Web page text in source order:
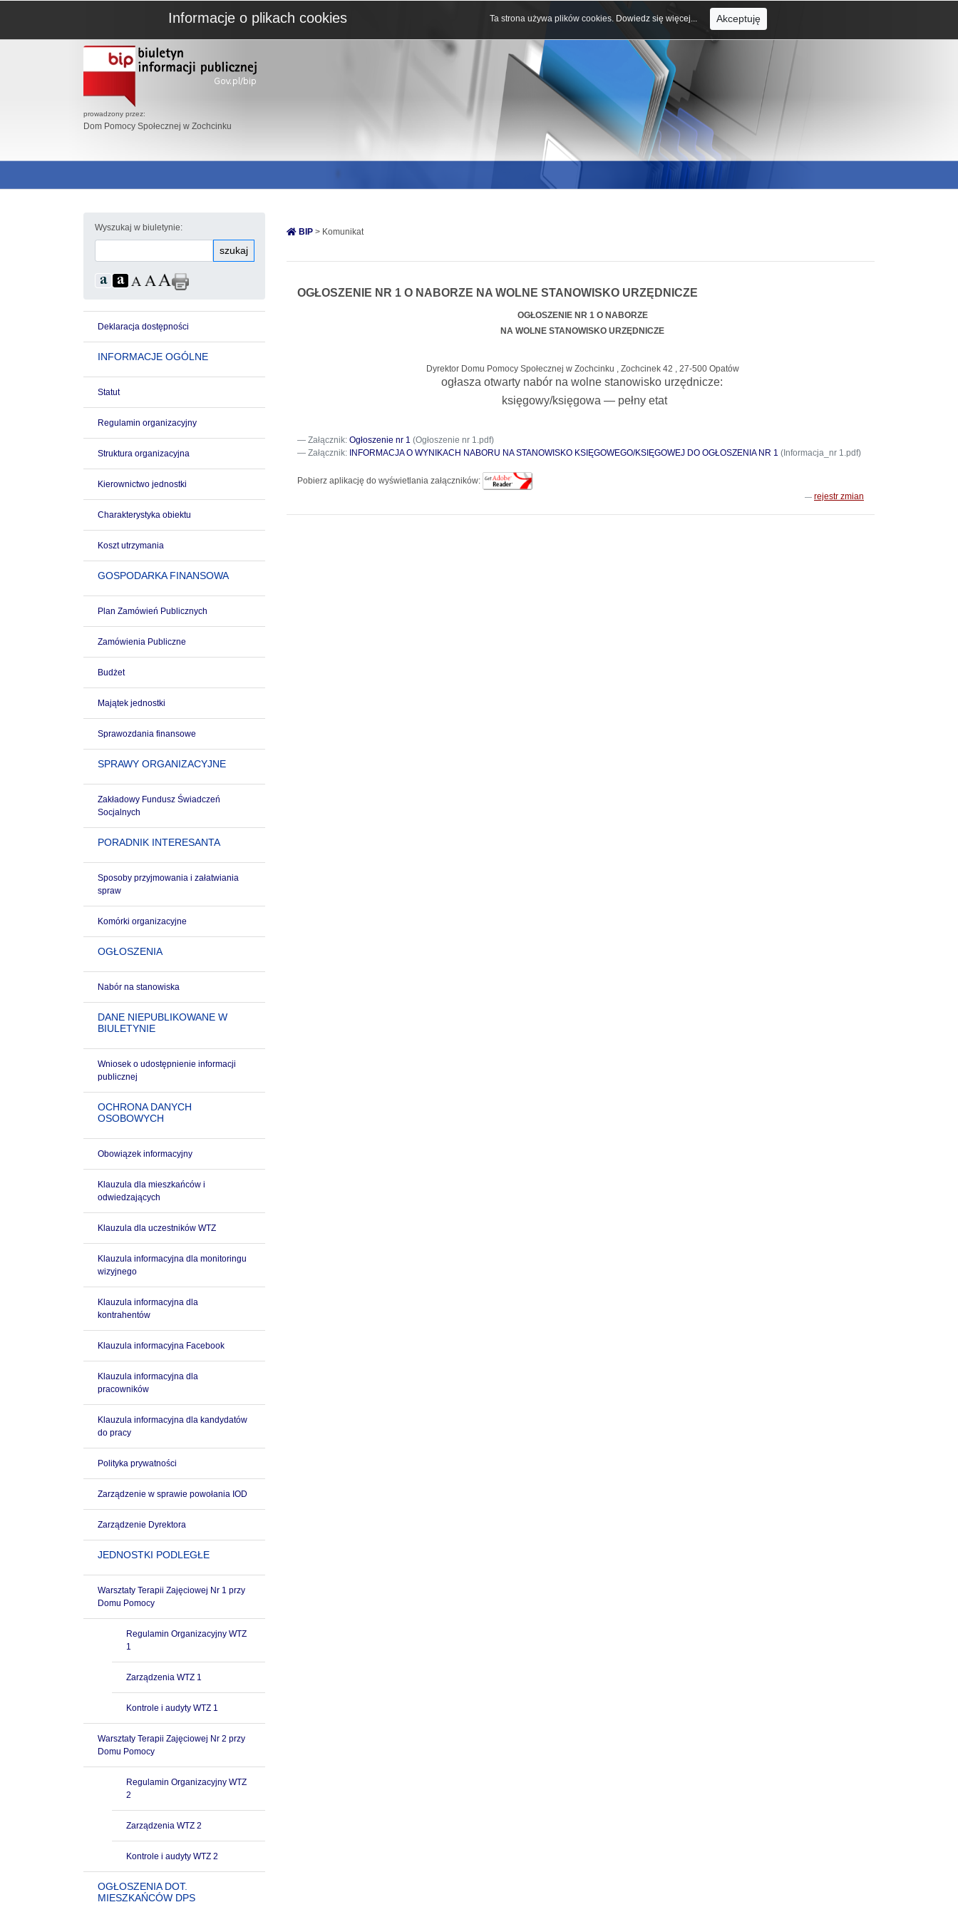
prowadzony przez:
Dom Pomocy Społecznej w Zochcinku
Wyszukaj w biuletynie:
szukaj
Deklaracja dostępności
INFORMACJE OGÓLNE
Statut
Regulamin organizacyjny
Struktura organizacyjna
Kierownictwo jednostki
Charakterystyka obiektu
Koszt utrzymania
GOSPODARKA FINANSOWA
Plan Zamówień Publicznych
Zamówienia Publiczne
Budżet
Majątek jednostki
Sprawozdania finansowe
SPRAWY ORGANIZACYJNE
Zakładowy Fundusz Świadczeń
Socjalnych
PORADNIK INTERESANTA
Sposoby przyjmowania i załatwiania
spraw
Komórki organizacyjne
OGŁOSZENIA
Nabór na stanowiska
DANE NIEPUBLIKOWANE W
BIULETYNIE
Wniosek o udostępnienie informacji
publicznej
OCHRONA DANYCH
OSOBOWYCH
Obowiązek informacyjny
Klauzula dla mieszkańców i
odwiedzających
Klauzula dla uczestników WTZ
Klauzula informacyjna dla monitoringu
wizyjnego
Klauzula informacyjna dla
kontrahentów
Klauzula informacyjna Facebook
Klauzula informacyjna dla
pracowników
Klauzula informacyjna dla kandydatów
do pracy
Polityka prywatności
Zarządzenie w sprawie powołania IOD
Zarządzenie Dyrektora
JEDNOSTKI PODLEGŁE
Warsztaty Terapii Zajęciowej Nr 1 przy
Domu Pomocy
Regulamin Organizacyjny WTZ
1
Zarządzenia WTZ 1
Kontrole i audyty WTZ 1
Warsztaty Terapii Zajęciowej Nr 2 przy
Domu Pomocy
Regulamin Organizacyjny WTZ
2
Zarządzenia WTZ 2
Kontrole i audyty WTZ 2
OGŁOSZENIA DOT.
MIESZKAŃCÓW DPS
BIP > Komunikat
OGŁOSZENIE NR 1 O NABORZE NA WOLNE STANOWISKO URZĘDNICZE
OGŁOSZENIE NR 1 O NABORZE
NA WOLNE STANOWISKO URZĘDNICZE
Dyrektor Domu Pomocy Społecznej w Zochcinku , Zochcinek 42 , 27-500 Opatów
ogłasza otwarty nabór na wolne stanowisko urzędnicze:
księgowy/księgowa — pełny etat
Załącznik: Ogłoszenie nr 1 (Ogłoszenie nr 1.pdf)
Załącznik: INFORMACJA O WYNIKACH NABORU NA STANOWISKO KSIĘGOWEGO/KSIĘGOWEJ DO OGŁOSZENIA NR 1 (Informacja_nr 1.pdf)
Pobierz aplikację do wyświetlania załączników:
rejestr zmian
Informacje o plikach cookies Ta strona używa plików cookies. Dowiedz się więcej... Akceptuję